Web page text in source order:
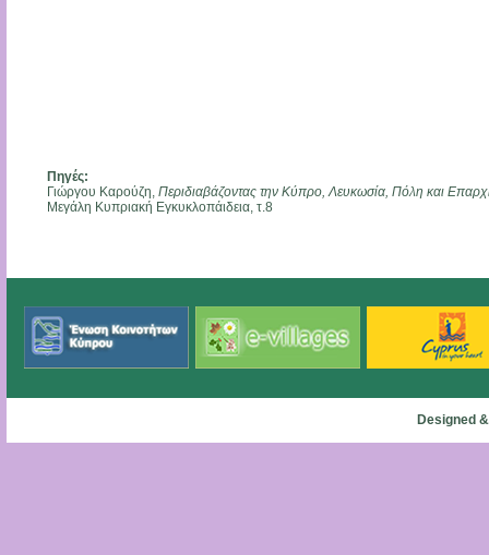
Πηγές:
Γιώργου Καρούζη, Περιδιαβάζοντας την Κύπρο, Λευκωσία, Πόλη και
Μεγάλη Κυπριακή Εγκυκλοπάιδεια, τ.8
Designed